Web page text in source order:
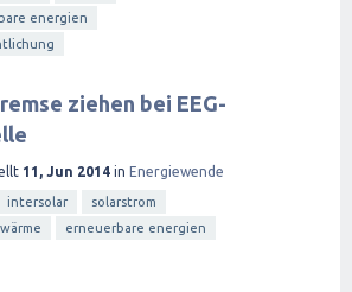
energien
ziehen bei EEG-
11, Jun 2014 in Energiewende
intersolar
solarstrom
erneuerbare energien